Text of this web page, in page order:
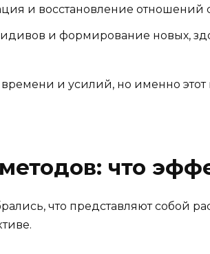
и восстановление отношений
и формирование новых,
и усилий, но именно этот
что
что представляют собой